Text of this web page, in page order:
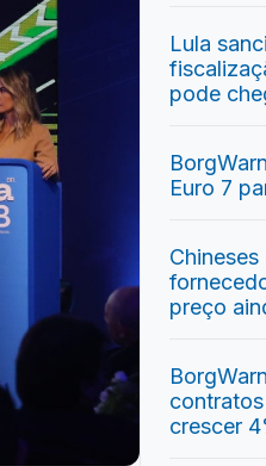
Lula
pode
Euro 7
preço
crescer